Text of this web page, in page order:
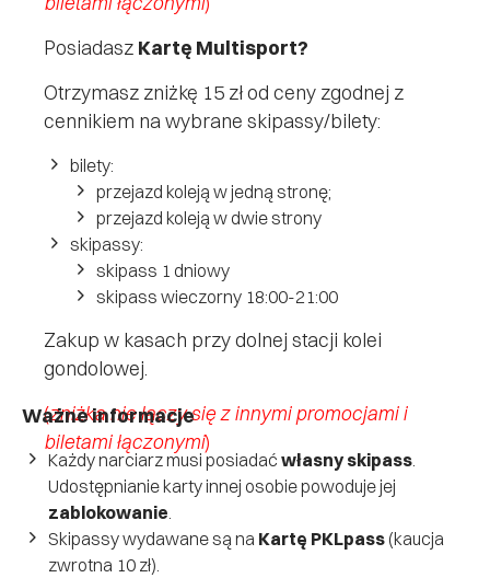
Posiadasz Kartę Multisport?
Otrzymasz zniżkę 15 zł od ceny zgodnej z
cennikiem na wybrane skipassy/bilety:
bilety:
przejazd koleją w jedną stronę;
przejazd koleją w dwie strony
skipassy:
skipass 1 dniowy
skipass wieczorny 18:00-21:00
Zakup w kasach przy dolnej stacji kolei
gondolowej.
(zniżka nie łączy się z innymi promocjami i
biletami łączonymi)
Ważne informacje
Każdy narciarz musi posiadać własny skipass.
Udostępnianie karty innej osobie powoduje jej
zablokowanie.
Skipassy wydawane są na Kartę PKLpass (kaucja
zwrotna 10 zł).